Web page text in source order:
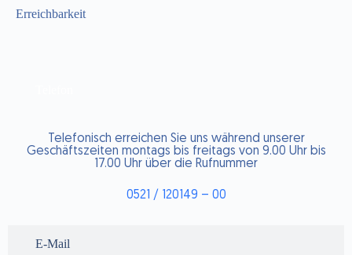
Erreichbarkeit
E-Mail
Telefonisch erreichen Sie uns während unserer
Geschäftszeiten montags bis freitags von 9.00 Uhr bis
17.00 Uhr über die Rufnummer
0521 / 120149 – 00